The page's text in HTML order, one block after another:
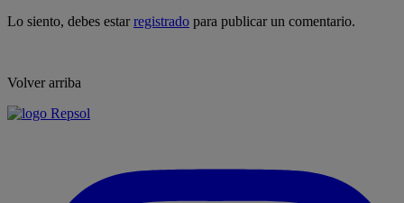
Lo siento, debes estarregistrado para publicar un comentario.
Volver arriba